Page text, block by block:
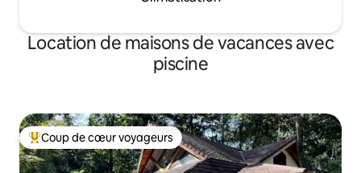
Location de maisons de vacances avec
piscine
Coups de cœur voyageurs les plus appréciés
Coup de cœur voyageurs